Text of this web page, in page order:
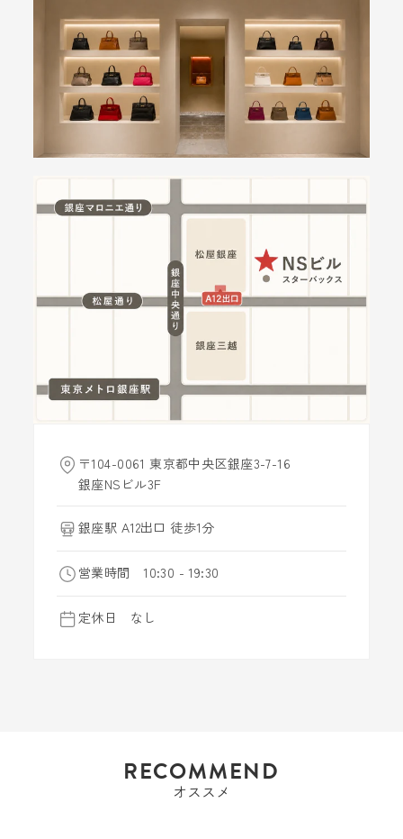
〒104-0061 東京都中央区銀座3-7-16
銀座NSビル3F
銀座駅 A12出口 徒歩1分
営業時間 10:30 - 19:30
定休日 なし
RECOMMEND
オススメ